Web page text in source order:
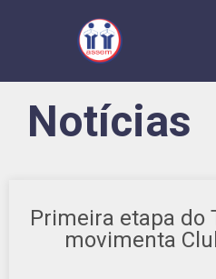
Notícias
Primeira etapa do
movimenta